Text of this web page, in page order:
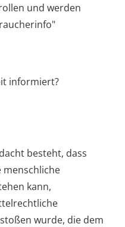
und werden
informiert?
besteht, dass
menschliche
kann,
wurde, die dem